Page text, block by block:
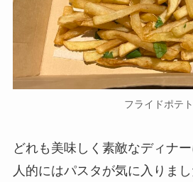
フライドポテト
どれも美味しく素敵なディナ
人的にはパスタが気に入りまし